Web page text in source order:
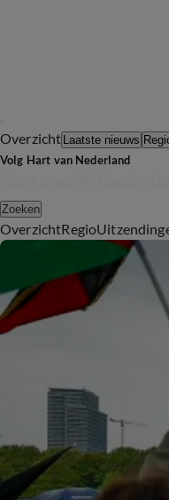
Overzicht Laatste nieuws
Volg Hart van Nederland
Zoeken
OverzichtRegio